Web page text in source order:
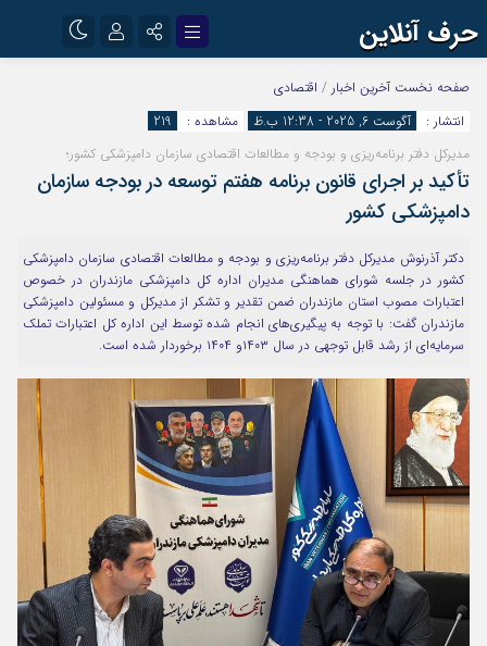
حرف آنلاین
اینستاگرام
آپارات
رمز عبور
مرا به خاطر بسپار
صفحه نخست آخرین اخبار / اقتصادی
انتشار :
آگوست 6, 2025 - 12:38 ب.ظ مشاهده :
219
مدیرکل دفتر برنامه‌ریزی و بودجه و مطالعات اقتصادی سازمان دامپزشکی کشور؛
تأکید بر اجرای قانون برنامه هفتم توسعه در بودجه سازمان
دامپزشکی کشور
دکتر آذرنوش مدیرکل دفتر برنامه‌ریزی و بودجه و مطالعات اقتصادی سازمان دامپزشکی
کشور در جلسه شورای هماهنگی مدیران اداره کل دامپزشکی مازندران در خصوص
اعتبارات مصوب استان مازندران ضمن تقدیر و تشکر از مدیرکل و مسئولین دامپزشکی
مازندران گفت: با توجه به پیگیری‌های انجام شده توسط این اداره کل اعتبارات تملک
سرمایه‌ای از رشد قابل توجهی در سال ۱۴۰۳و ۱۴۰۴ برخوردار شده است.